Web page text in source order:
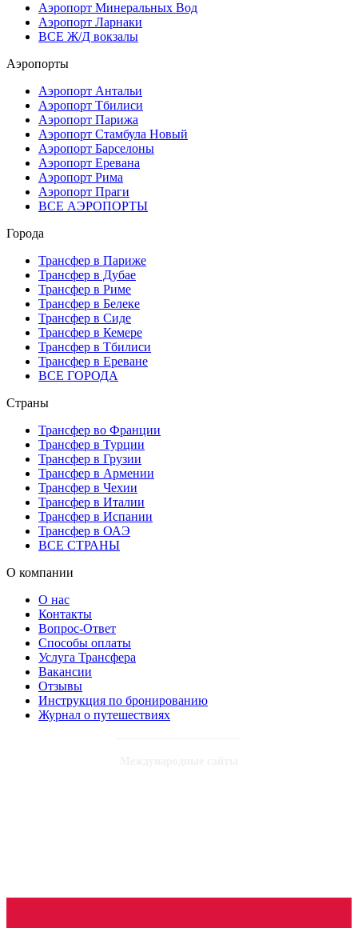
Аэропорт Минеральных Вод
Аэропорт Ларнаки
ВСЕ Ж/Д вокзалы
Аэропорты
Аэропорт Антальи
Аэропорт Тбилиси
Аэропорт Парижа
Аэропорт Стамбула Новый
Аэропорт Барселоны
Аэропорт Еревана
Аэропорт Рима
Аэропорт Праги
ВСЕ АЭРОПОРТЫ
Города
Трансфер в Париже
Трансфер в Дубае
Трансфер в Риме
Трансфер в Белеке
Трансфер в Сиде
Трансфер в Кемере
Трансфер в Тбилиси
Трансфер в Ереване
ВСЕ ГОРОДА
Страны
Трансфер во Франции
Трансфер в Турции
Трансфер в Грузии
Трансфер в Армении
Трансфер в Чехии
Трансфер в Италии
Трансфер в Испании
Трансфер в ОАЭ
ВСЕ СТРАНЫ
О компании
О нас
Контакты
Вопрос-Ответ
Способы оплаты
Услуга Трансфера
Вакансии
Отзывы
Инструкция по бронированию
Журнал о путешествиях